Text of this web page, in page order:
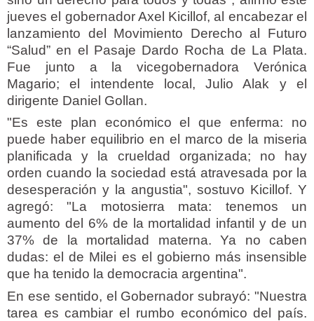
jueves el gobernador Axel Kicillof, al encabezar el
lanzamiento del Movimiento Derecho al Futuro
“Salud” en el Pasaje Dardo Rocha de La Plata.
Fue junto a la vicegobernadora Verónica
Magario; el intendente local, Julio Alak y el
dirigente Daniel Gollan.
"Es este plan económico el que enferma: no
puede haber equilibrio en el marco de la miseria
planificada y la crueldad organizada; no hay
orden cuando la sociedad está atravesada por la
desesperación y la angustia", sostuvo Kicillof. Y
agregó: "La motosierra mata: tenemos un
aumento del 6% de la mortalidad infantil y de un
37% de la mortalidad materna. Ya no caben
dudas: el de Milei es el gobierno más insensible
que ha tenido la democracia argentina".
En ese sentido, el Gobernador subrayó: "Nuestra
tarea es cambiar el rumbo económico del país.